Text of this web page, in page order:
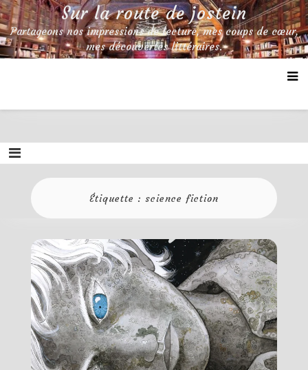
Skip
to
content
Sur la route de jostein
Partageons nos impressions de lecture, mes coups de cœur,
mes découvertes littéraires.
Étiquette : science fiction